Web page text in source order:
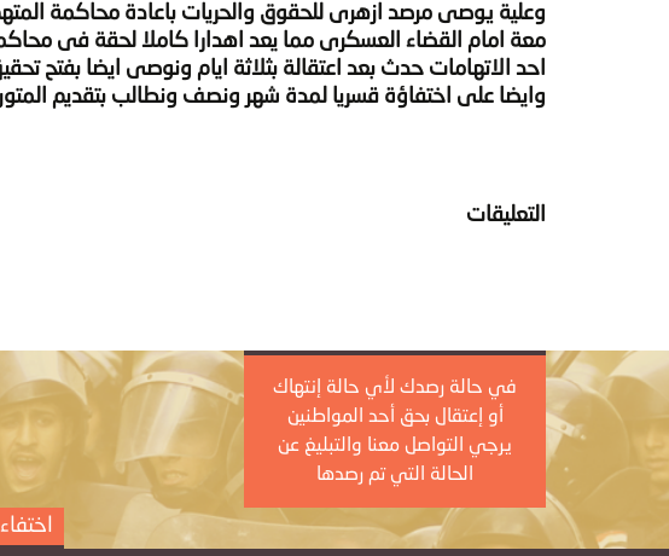
وعلية يوصى مرصد ازهرى للحقوق والحريات باعادة محاكمة
معة امام القضاء العسكرى مما يعد اهدارا كاملا لحقة فى
احد الاتهامات حدث بعد اعتقالة بثلاثة ايام ونوصى ايضا بفتح
وايضا على اختفاؤة قسريا لمدة شهر ونصف ونطالب بتقديم
التعليقات
في حالة رصدك لأي حالة إنتهاك
أو إعتقال بحق أحد المواطنين
يرجي التواصل معنا والتبليغ عن
الحالة التي تم رصدها
اختفاء